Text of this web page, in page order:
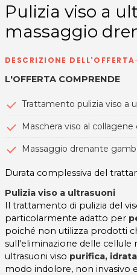
Pulizia viso a
massaggio
DESCRIZIONE DELL'OFFERTA
L'OFFERTA COMPRENDE
Trattamento pulizia viso a
Maschera viso al
Massaggio drenante
Durata complessiva del
Pulizia viso a ultrasuoni
Il trattamento di pulizia del
particolarmente adatto per
poiché non utilizza prodotti
sull'eliminazione delle cellule
ultrasuoni viso purifica,
modo indolore, non invasivo